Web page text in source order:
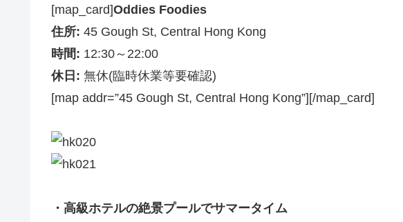
[map_card]Oddies Foodies
住所: 45 Gough St, Central Hong Kong
時間: 12:30～22:00
休日: 無休(臨時休業等要確認)
[map addr=”45 Gough St, Central Hong Kong”][/map_card]
・高級ホテルの絶景プールでサマータイム